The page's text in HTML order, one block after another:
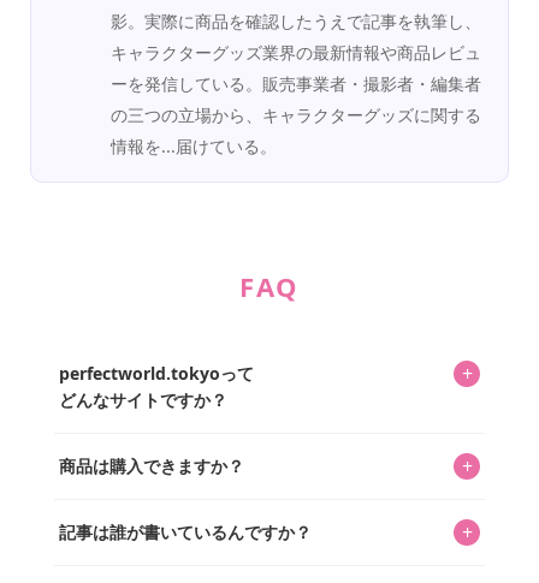
影。実際に商品を確認したうえで記事を執筆し、
キャラクターグッズ業界の最新情報や商品レビュ
ーを発信している。販売事業者・撮影者・編集者
の三つの立場から、キャラクターグッズに関する
情報を...届けている。
FAQ
perfectworld.tokyoって
どんなサイトですか？
+
ってもらうニュースサイトです。運営はキャラグッズコレ
を中心に行われており、私たちは実際に40,000種のキャラグ
商品は購入できますか？ +
「perfectworld.shop」で、ほとんど全てのアイテムを購
記事は誰が書いているんですか？ +